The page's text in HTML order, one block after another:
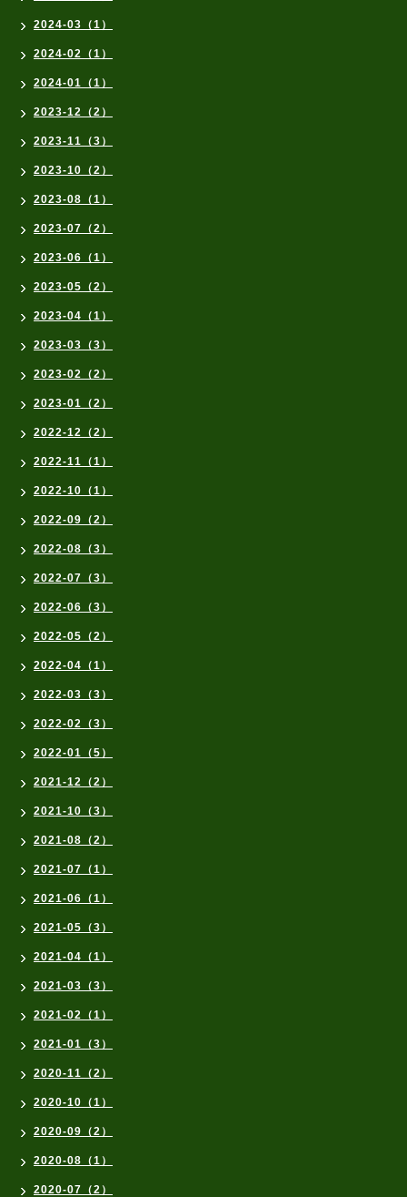
2024-03（1）
2024-02（1）
2024-01（1）
2023-12（2）
2023-11（3）
2023-10（2）
2023-08（1）
2023-07（2）
2023-06（1）
2023-05（2）
2023-04（1）
2023-03（3）
2023-02（2）
2023-01（2）
2022-12（2）
2022-11（1）
2022-10（1）
2022-09（2）
2022-08（3）
2022-07（3）
2022-06（3）
2022-05（2）
2022-04（1）
2022-03（3）
2022-02（3）
2022-01（5）
2021-12（2）
2021-10（3）
2021-08（2）
2021-07（1）
2021-06（1）
2021-05（3）
2021-04（1）
2021-03（3）
2021-02（1）
2021-01（3）
2020-11（2）
2020-10（1）
2020-09（2）
2020-08（1）
2020-07（2）